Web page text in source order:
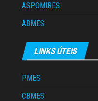
ASPOMIRES
ABMES
LINKS ÚTEIS
PMES
CBMES